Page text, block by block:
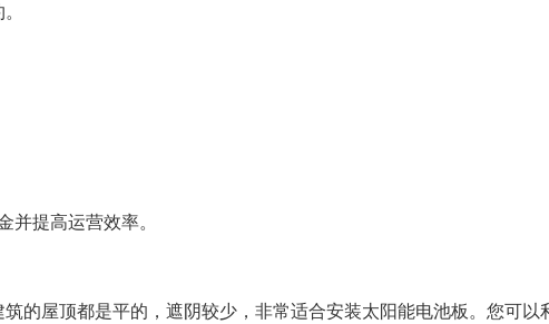
并提高运营效率。
的屋顶都是平的，遮阴较少，非常适合安装太阳能电池板。您可以